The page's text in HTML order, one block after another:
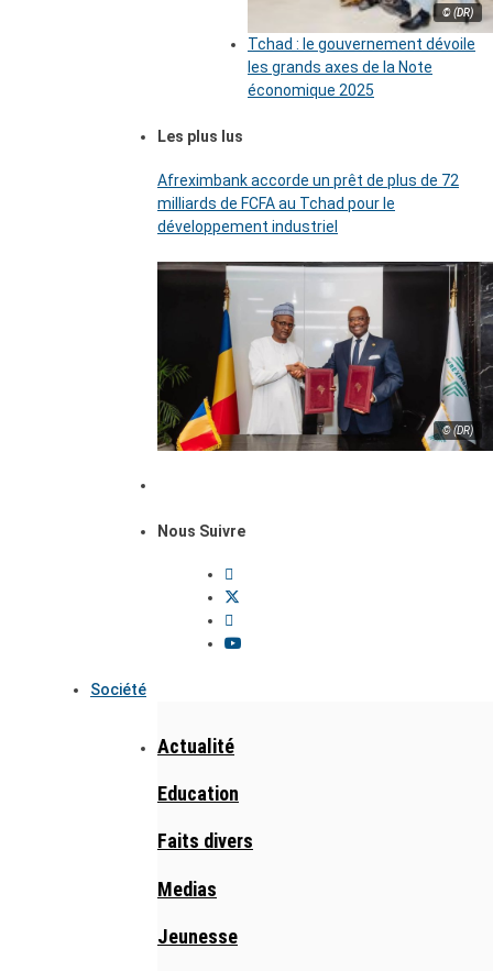
© (DR)
Tchad : le gouvernement dévoile
les grands axes de la Note
économique 2025
Les plus lus
Afreximbank accorde un prêt de plus de 72
milliards de FCFA au Tchad pour le
développement industriel
© (DR)
Nous Suivre
Société
Actualité
Education
Faits divers
Medias
Jeunesse